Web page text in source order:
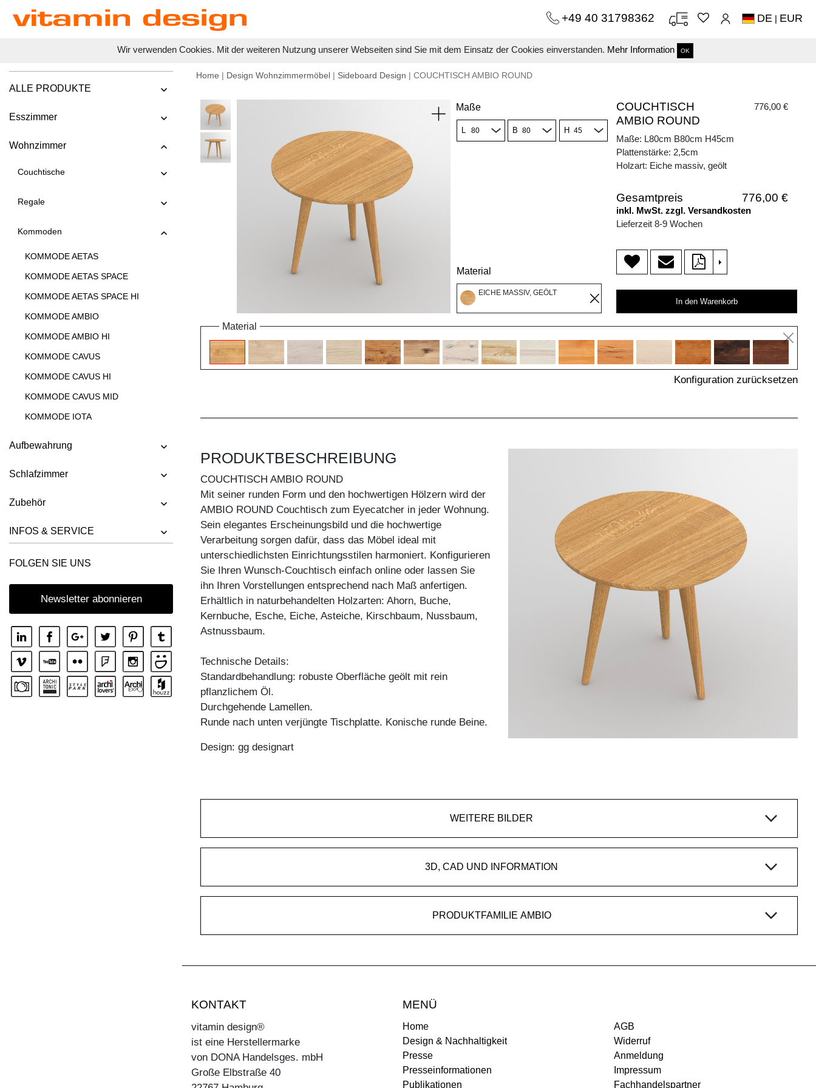
Wir verwenden Cookies. Mit der weiteren Nutzung unserer Webseiten sind Sie mit dem Einsatz der Cookies einverstanden. Mehr Information OK
+49 40 31798362 DE | EUR
ALLE PRODUKTE
Esszimmer
Wohnzimmer
Couchtische
Regale
Kommoden
KOMMODE AETAS
KOMMODE AETAS SPACE
KOMMODE AETAS SPACE HI
KOMMODE AMBIO
KOMMODE AMBIO HI
KOMMODE CAVUS
KOMMODE CAVUS HI
KOMMODE CAVUS MID
KOMMODE IOTA
KOMMODE IOTA MID
KOMMODE IOTA MID VINO
KOMMODE IOTA TV
KOMMODE IOTA WALL V
KOMMODE LINEA
KOMMODE LINEA HI
KOMMODE MENA F
KOMMODE PYRA
KOMMODE PYRA TV
Aufbewahrung
Schlafzimmer
Zubehör
INFOS & SERVICE
FOLGEN SIE UNS
Newsletter abonnieren
Home | Design Wohnzimmermöbel | Sideboard Design | COUCHTISCH AMBIO ROUND
Maße
L B H
Material
EICHE MASSIV, GEÖLT
COUCHTISCH
AMBIO ROUND
776,00 €
Maße: L80cm B80cm H45cm
Plattenstärke: 2,5cm
Holzart: Eiche massiv, geölt
Gesamtpreis 776,00 €
inkl. MwSt. zzgl. Versandkosten
Lieferzeit 8-9 Wochen
>
In den Warenkorb
Material
Konfiguration zurücksetzen
PRODUKTBESCHREIBUNG
COUCHTISCH AMBIO ROUND
Mit seiner runden Form und den hochwertigen Hölzern wird der
AMBIO ROUND Couchtisch zum Eyecatcher in jeder Wohnung.
Sein elegantes Erscheinungsbild und die hochwertige
Verarbeitung sorgen dafür, dass das Möbel ideal mit
unterschiedlichsten Einrichtungsstilen harmoniert. Konfigurieren
Sie Ihren Wunsch-Couchtisch einfach online oder lassen Sie
ihn Ihren Vorstellungen entsprechend nach Maß anfertigen.
Erhältlich in naturbehandelten Holzarten: Ahorn, Buche,
Kernbuche, Esche, Eiche, Asteiche, Kirschbaum, Nussbaum,
Astnussbaum.
Technische Details:
Standardbehandlung: robuste Oberfläche geölt mit rein
pflanzlichem Öl.
Durchgehende Lamellen.
Runde nach unten verjüngte Tischplatte. Konische runde Beine.
Design: gg designart
WEITERE BILDER
3D, CAD UND INFORMATION
PRODUKTFAMILIE AMBIO
KONTAKT
vitamin design®
ist eine Herstellermarke
von DONA Handelsges. mbH
Große Elbstraße 40
MENÜ
Home
Design & Nachhaltigkeit
Presse
Presseinformationen
Publikationen
AGB
Widerruf
Anmeldung
Impressum
Fachhandelspartner